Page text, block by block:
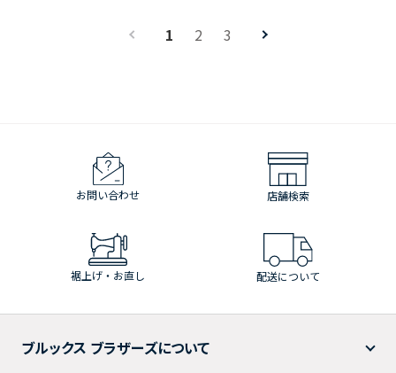
1 2 3
お問い合わせ 店舗検索
裾上げ・お直し 配送について
ブルックス ブラザーズについて